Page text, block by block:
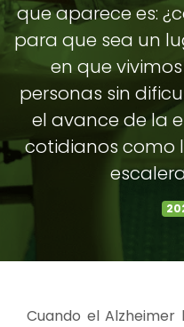
que aparece es:
para que sea un
en que
personas sin
el avance de la
cotidianos como
Cuando el Alzheimer